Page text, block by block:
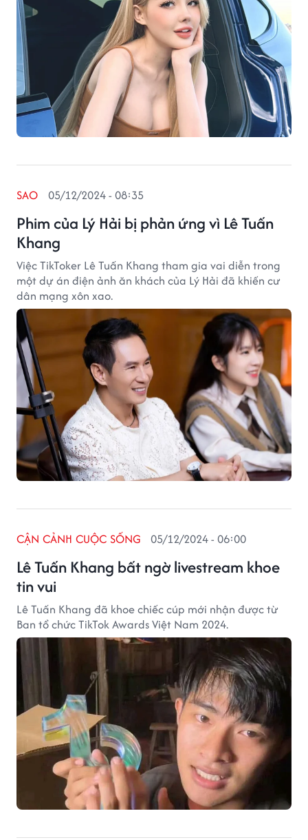
Phim của Lý Hải bị phản ứng vì Lê Tuấn
Khang
SAO 05/12/2024 - 08:35
Việc TikToker Lê Tuấn Khang tham gia vai diễn trong
một dự án điện ảnh ăn khách của Lý Hải đã khiến cư
dân mạng xôn xao.
Lê Tuấn Khang bất ngờ livestream khoe
tin vui
CẬN CẢNH CUỘC SỐNG 05/12/2024 - 06:00
Lê Tuấn Khang đã khoe chiếc cúp mới nhận được từ
Ban tổ chức TikTok Awards Việt Nam 2024.